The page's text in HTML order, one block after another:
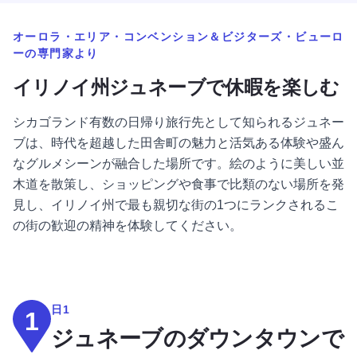
オーロラ・エリア・コンベンション＆ビジターズ・ビューロ
ーの専門家より
イリノイ州ジュネーブで休暇を楽しむ
シカゴランド有数の日帰り旅行先として知られるジュネー
ブは、時代を超越した田舎町の魅力と活気ある体験や盛ん
なグルメシーンが融合した場所です。絵のように美しい並
木道を散策し、ショッピングや食事で比類のない場所を発
見し、イリノイ州で最も親切な街の1つにランクされるこ
の街の歓迎の精神を体験してください。
1 日1
ジュネーブのダウンタウンで